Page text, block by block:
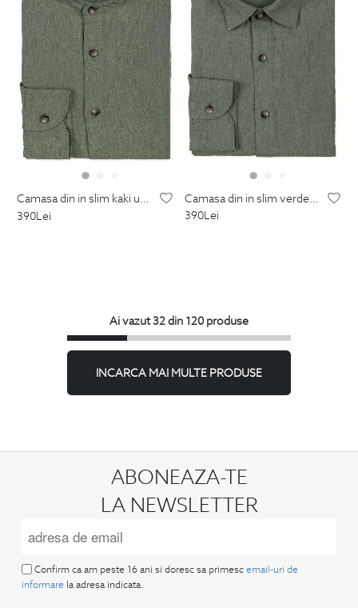
camasa din in slim kaki uni guler tunica
390Lei
camasa din in slim verde uni
390Lei
Ai vazut 32 din 120 produse
INCARCA MAI MULTE PRODUSE
ABONEAZA-TE
LA NEWSLETTER
Confirm ca am peste 16 ani si doresc sa primesc email-uri de
informare la adresa indicata.